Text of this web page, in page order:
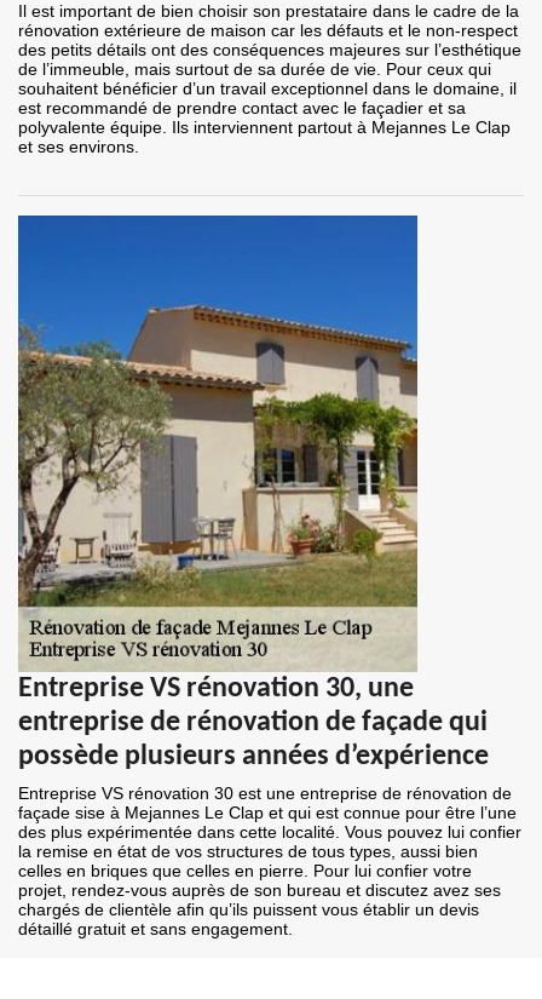
Il est important de bien choisir son prestataire dans le cadre de la
rénovation extérieure de maison car les défauts et le non-respect
des petits détails ont des conséquences majeures sur l’esthétique
de l’immeuble, mais surtout de sa durée de vie. Pour ceux qui
souhaitent bénéficier d’un travail exceptionnel dans le domaine, il
est recommandé de prendre contact avec le façadier et sa
polyvalente équipe. Ils interviennent partout à Mejannes Le Clap
et ses environs.
Entreprise VS rénovation 30, une
entreprise de rénovation de façade qui
possède plusieurs années d’expérience
Entreprise VS rénovation 30 est une entreprise de rénovation de
façade sise à Mejannes Le Clap et qui est connue pour être l’une
des plus expérimentée dans cette localité. Vous pouvez lui confier
la remise en état de vos structures de tous types, aussi bien
celles en briques que celles en pierre. Pour lui confier votre
projet, rendez-vous auprès de son bureau et discutez avez ses
chargés de clientèle afin qu’ils puissent vous établir un devis
détaillé gratuit et sans engagement.